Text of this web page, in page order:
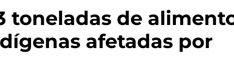
toneladas de
afetadas por